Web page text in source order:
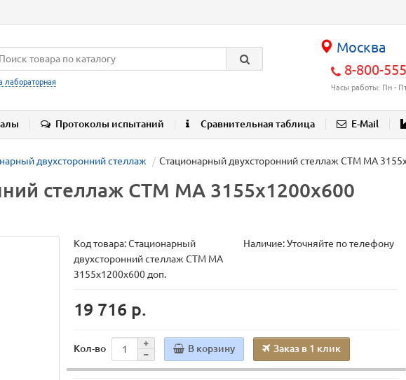
Москва
8-800-
Часы работы: Пн -
лабораторная
Протоколы испытаний Сравнительная таблица E-Mail
двухсторонний стеллаж Стационарный двухсторонний стеллаж СТМ МА
стеллаж СТМ МА 3155х1200х600
Код товара:Стационарный
двухсторонний стеллаж СТМ МА
3155х1200х600 доп.
Наличие: Уточняйте по телефону
19 716 р.
Кол-во В корзину Заказ в 1 клик